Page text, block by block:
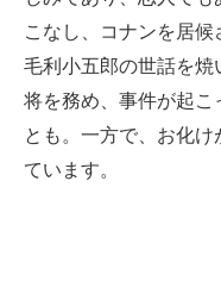
こなし、コナンを居候
毛利小五郎の世話を焼
将を務め、事件が起こ
とも。一方で、お化
ています。